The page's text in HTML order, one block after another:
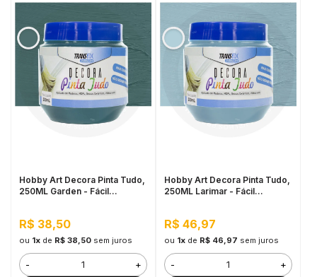
Hobby Art Decora Pinta Tudo,
250ML Garden - Fácil
R$ 38,50
ou 1xde R$ 38,50 sem juros
- +
Hobby Art Decora Pinta Tudo,
250ML Larimar - Fácil
R$ 46,97
ou 1xde R$ 46,97 sem juros
- +